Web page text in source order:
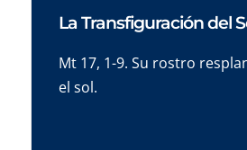
La Transfiguración del
Mt 17, 1-9. Su rostro
el sol.